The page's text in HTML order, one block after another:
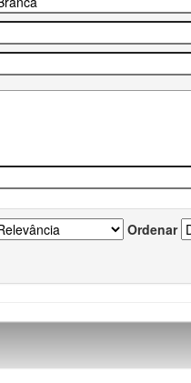
Ordenar